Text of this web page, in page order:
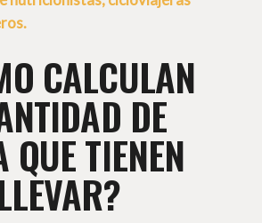
CALCULAN
DE
QUE TIENEN